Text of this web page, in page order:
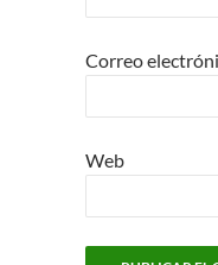
Correo
Web